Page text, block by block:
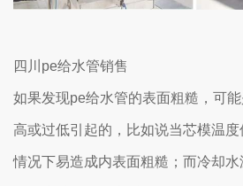
四川pe给水管销售
如果发现pe给水管的表面粗糙，可
高或过低引起的，比如说当芯模温
情况下易造成内表面粗糙；而冷却